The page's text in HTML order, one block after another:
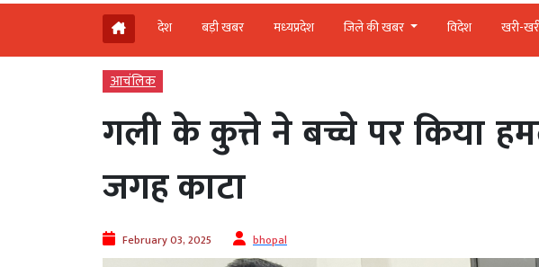
देश बड़ी खबर मध्‍यप्रदेश जिले की खबर विदेश खरी-
आचंलिक
गली के कुत्ते ने बच्चे पर किया
जगह काटा
February 03, 2025 bhopal